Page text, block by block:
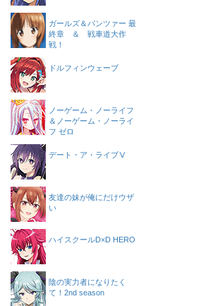
ガールズ＆パンツァー 最
終章 ＆ 戦車道大作
戦！
ドルフィンウェーブ
ノーゲーム・ノーライフ
＆ノーゲーム・ノーライ
フ ゼロ
デート・ア・ライブⅤ
友達の妹が俺にだけウザ
い
ハイスクールD×D HERO
陰の実力者になりたく
て！2nd season